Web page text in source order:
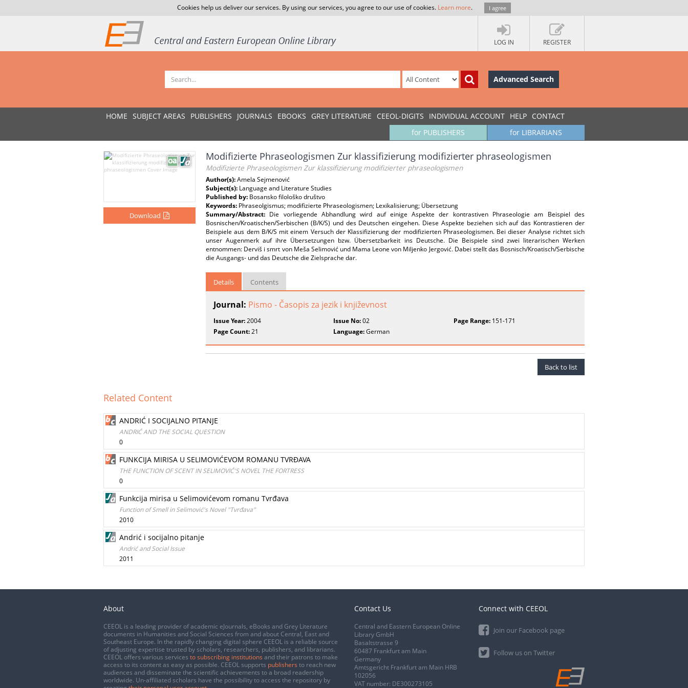
Cookies help us deliver our services. By using our services, you agree to our use of cookies. Learn more. I agree
LOG IN REGISTER
Advanced Search
HOME SUBJECT AREAS PUBLISHERS JOURNALS EBOOKS GREY LITERATURE CEEOL-DIGITS INDIVIDUAL ACCOUNT HELP CONTACT
for LIBRARIANS
for PUBLISHERS
Download
Modifizierte Phraseologismen Zur klassifizierung modifizierter phraseologismen
Modifizierte Phraseologismen Zur klassifizierung modifizierter phraseologismen
Author(s):Amela Sejmenović
Subject(s): Language and Literature Studies
Published by: Bosansko filološko društvo
Keywords: Phraseolgismus; modifizierte Phraseologismen; Lexikalisierung; Übersetzung
Summary/Abstract: Die vorliegende Abhandlung wird auf einige Aspekte der kontrastiven Phraseologie am Beispiel des
Bosnischen/Kroatischen/Serbischen (B/K/S) und des Deutschen eingehen. Diese Aspekte beziehen sich auf das Kontrastieren der
Beispiele aus dem B/K/S mit einem Versuch der Klassifizierung der modifizierten Phraseologismen. Bei dieser Analyse richtet sich
unser Augenmerk auf ihre Übersetzungen bzw. Übersetzbarkeit ins Deutsche. Die Beispiele sind zwei literarischen Werken
entnommen: Derviš i smrt von Meša Selimović und Mama Leone von Miljenko Jergović. Dabei stellt das Bosnisch/Kroatisch/Serbische
die Ausgangs- und das Deutsche die Zielsprache dar.
Details Contents
Journal: Pismo - Časopis za jezik i književnost
Issue Year:2004 Issue No:02 Page Range:151-171
Page Count:21 Language:German
Back to list
Related Content
ANDRIĆ I SOCIJALNO PITANJE
ANDRIĆ AND THE SOCIAL QUESTION
0
FUNKCIJA MIRISA U SELIMOVIĆEVOM ROMANU TVRĐAVA
THE FUNCTION OF SCENT IN SELIMOVIĆ'S NOVEL THE FORTRESS
0
Funkcija mirisa u Selimovićevom romanu Tvrđava
Function of Smell in Selimović's Novel "Tvrđava"
2010
Andrić i socijalno pitanje
Andrić and Social Issue
2011
About
CEEOL is a leading provider of academic eJournals, eBooks and Grey Literature
documents in Humanities and Social Sciences from and about Central, East and
Southeast Europe. In the rapidly changing digital sphere CEEOL is a reliable source
of adjusting expertise trusted by scholars, researchers, publishers, and librarians.
CEEOL offers various services to subscribing institutions and their patrons to make
access to its content as easy as possible. CEEOL supports publishers to reach new
audiences and disseminate the scientific achievements to a broad readership
worldwide. Un-affiliated scholars have the possibility to access the repository by
Contact Us
Central and Eastern European Online
Library GmbH
Basaltstrasse 9
60487 Frankfurt am Main
Germany
Amtsgericht Frankfurt am Main HRB
102056
VAT number: DE300273105
Connect with CEEOL
Join our Facebook page
Follow us on Twitter